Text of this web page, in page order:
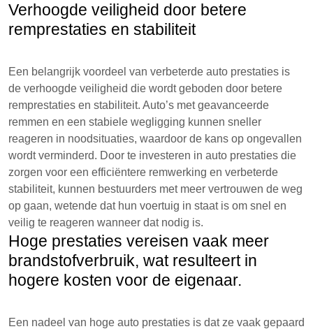
Verhoogde veiligheid door betere
remprestaties en stabiliteit
Een belangrijk voordeel van verbeterde auto prestaties is
de verhoogde veiligheid die wordt geboden door betere
remprestaties en stabiliteit. Auto’s met geavanceerde
remmen en een stabiele wegligging kunnen sneller
reageren in noodsituaties, waardoor de kans op ongevallen
wordt verminderd. Door te investeren in auto prestaties die
zorgen voor een efficiëntere remwerking en verbeterde
stabiliteit, kunnen bestuurders met meer vertrouwen de weg
op gaan, wetende dat hun voertuig in staat is om snel en
veilig te reageren wanneer dat nodig is.
Hoge prestaties vereisen vaak meer
brandstofverbruik, wat resulteert in
hogere kosten voor de eigenaar.
Een nadeel van hoge auto prestaties is dat ze vaak gepaard